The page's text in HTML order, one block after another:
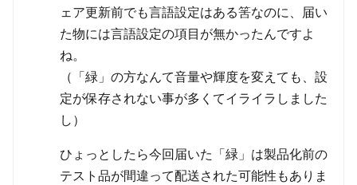
ェア更新前でも言語設定はある筈なのに、届い
た物には言語設定の項目が無かったんですよ
ね。
（「緑」の方なんて音量や輝度を変えても、設
定が保存されない事が多くてイライラしました
し）
ひょっとしたら今回届いた「緑」は製品化前の
テスト品が間違って配送された可能性もありま